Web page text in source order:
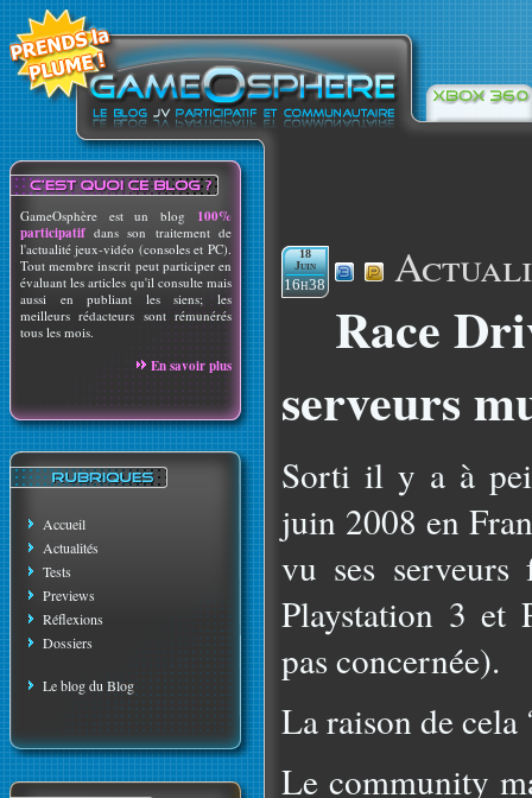
GameOsphère est un blog 100%
participatif dans son traitement de
l'actualité jeux-vidéo (consoles et PC).
Tout membre inscrit peut participer en
évaluant les articles qu'il consulte mais
aussi en publiant les siens; les
meilleurs rédacteurs sont rémunérés
tous les mois.
En savoir plus
Accueil
Actualités
Tests
Previews
Réflexions
Dossiers
Le blog du Blog
18
Juin
16h38
Race
serveurs
Sorti il y a à
juin 2008 en
vu ses serveurs
Playstation 3 et
pas concernée).
La raison de
Le community